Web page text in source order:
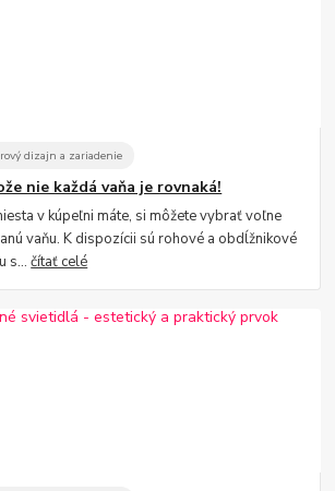
dizajn a zariadenie
nie každá vaňa je rovnaká!
v kúpeľni máte, si môžete vybrať voľne
vaňu. K dispozícii sú rohové a obdĺžnikové
s...čítať celé